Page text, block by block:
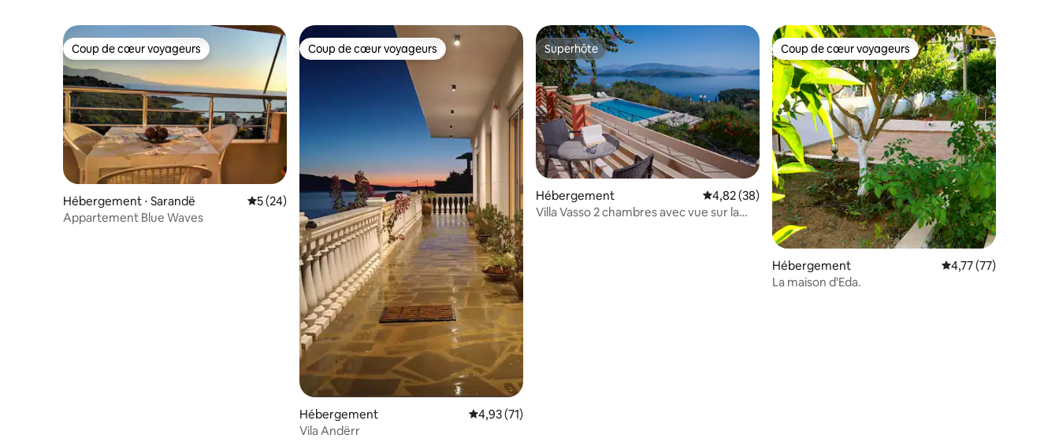
Coup de cœur voyageurs
Coup de cœur voyageurs
Hébergement ⋅ Sarandë Évaluation moyenne sur la base de 24 commentaires : 5 sur 5
5 (24)
Appartement Blue Waves
Coup de cœur voyageurs
Coup de cœur voyageurs
Hébergement Évaluation moyenne sur la base de 71 commentaires : 4,93 sur 5
4,93 (71)
Vila Andërr
Superhôte
Superhôte
Hébergement Évaluation moyenne sur la base de 38 commentaires : 4,82 sur 5
4,82 (38)
Villa Vasso 2 chambres avec vue sur la
Coup de cœur voyageurs
Coup de cœur voyageurs
Hébergement Évaluation moyenne
4,77 (77)
La maison d'Eda.